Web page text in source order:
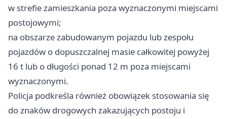
w strefie zamieszkania poza wyznaczonymi miejscami
postojowymi;
na obszarze zabudowanym pojazdu lub zespołu
pojazdów o dopuszczalnej masie całkowitej powyżej
16 t lub o długości ponad 12 m poza miejscami
wyznaczonymi.
Policja podkreśla również obowiązek stosowania się
do znaków drogowych zakazujących postoju i